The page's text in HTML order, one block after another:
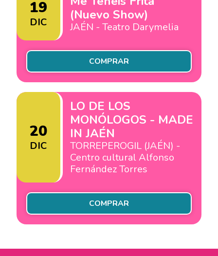
19
DIC
(Nuevo Show)
JAÉN - Teatro Darymelia
COMPRAR
20
DIC
LO DE LOS
MONÓLOGOS - MADE
IN JAÉN
TORREPEROGIL (JAÉN) -
Centro cultural Alfonso
Fernández Torres
COMPRAR